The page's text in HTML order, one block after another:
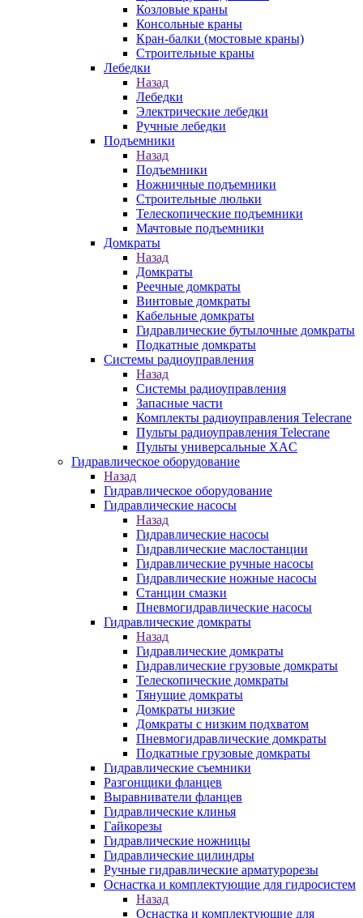
Козловые краны
Консольные краны
Кран-балки (мостовые краны)
Строительные краны
Лебедки
Назад
Лебедки
Электрические лебедки
Ручные лебедки
Подъемники
Назад
Подъемники
Ножничные подъемники
Строительные люльки
Телескопические подъемники
Мачтовые подъемники
Домкраты
Назад
Домкраты
Реечные домкраты
Винтовые домкраты
Кабельные домкраты
Гидравлические бутылочные домкраты
Подкатные домкраты
Системы радиоуправления
Назад
Системы радиоуправления
Запасные части
Комплекты радиоуправления Telecrane
Пульты радиоуправления Telecrane
Пульты универсальные XAC
Гидравлическое оборудование
Назад
Гидравлическое оборудование
Гидравлические насосы
Назад
Гидравлические насосы
Гидравлические маслостанции
Гидравлические ручные насосы
Гидравлические ножные насосы
Станции смазки
Пневмогидравлические насосы
Гидравлические домкраты
Назад
Гидравлические домкраты
Гидравлические грузовые домкраты
Телескопические домкраты
Тянущие домкраты
Домкраты низкие
Домкраты с низким подхватом
Пневмогидравлические домкраты
Подкатные грузовые домкраты
Гидравлические съемники
Разгонщики фланцев
Выравниватели фланцев
Гидравлические клинья
Гайкорезы
Гидравлические ножницы
Гидравлические цилиндры
Ручные гидравлические арматурорезы
Оснастка и комплектующие для гидросистем
Назад
Оснастка и комплектующие для